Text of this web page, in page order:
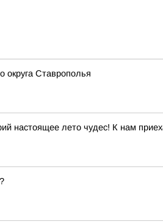
округа Ставрополья
настоящее лето чудес! К нам